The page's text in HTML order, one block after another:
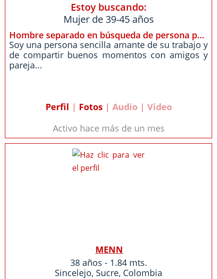
Estoy buscando:
Mujer de 39-45 años
Hombre separado en búsqueda de persona p...
Soy una persona sencilla amante de su trabajo y
de compartir buenos momentos con amigos y
pareja...
Perfil | Fotos| Audio | Video
Activo hace más de un mes
MENN
38 años - 1.84 mts.
Sincelejo, Sucre, Colombia